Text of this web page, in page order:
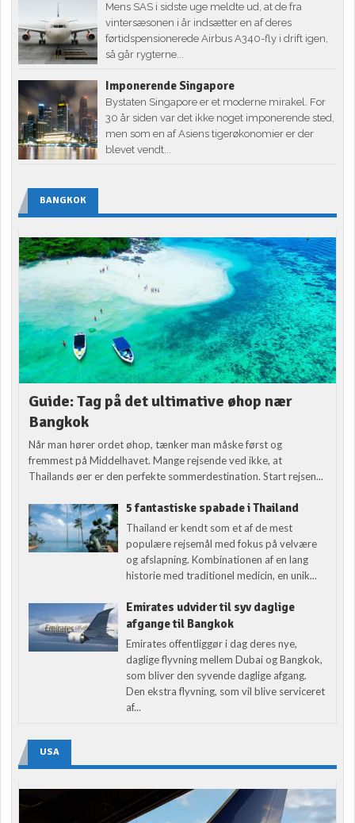
Mens SAS i sidste uge meldte ud, at de fra
vintersæsonen i år indsætter en af deres
førtidspensionerede Airbus A340-fly i drift igen,
så går rygterne...
Imponerende Singapore
Bystaten Singapore er et moderne mirakel. For
30 år siden var det ikke noget imponerende sted,
men som en af Asiens tigerøkonomier er der
blevet vendt...
BANGKOK
Guide: Tag på det ultimative øhop nær
Bangkok
Når man hører ordet øhop, tænker man måske først og
fremmest på Middelhavet. Mange rejsende ved ikke, at
Thailands øer er den perfekte sommerdestination. Start rejsen...
5 fantastiske spabade i Thailand
Thailand er kendt som et af de mest
populære rejsemål med fokus på velvære
og afslapning. Kombinationen af en lang
historie med traditionel medicin, en unik...
Emirates udvider til syv daglige
afgange til Bangkok
Emirates offentliggør i dag deres nye,
daglige flyvning mellem Dubai og Bangkok,
som bliver den syvende daglige afgang.
Den ekstra flyvning, som vil blive serviceret
af...
USA